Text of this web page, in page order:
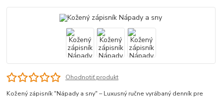
Ohodnotiť produkt
Kožený zápisník "Nápady a sny" – Luxusný ručne vyrábaný denník pre